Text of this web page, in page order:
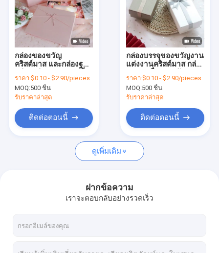
วิดีโอ
เกี่ยวกับเรา
ทัวร์โรงงาน
การควบคุมคุณภาพ
ติดต่อเรา
ข่าว
บรรจุภัณฑ์กล่องของขวัญ
กล่องของขวัญแม่เหล็ก
กล่องของขวัญ
คริสต์มาส และกล่องฐาน
ที่สามารถนําไปใช้ใหม่
กล่องกล่องกล่องกล่อง
กล่องกล่อง
ราคา:$0.10 - $2.90/pieces
MOQ:500 ชิ้น
รับราคาล่าสุด
ติดต่อตอนนี้
กล่องบรรจุของขวัญงาน
แต่งงานคริสต์มาส กล่อง
ราคา:$0.10 - $2.90/pieces
MOQ:500 ชิ้น
รับราคาล่าสุด
ติดต่อตอนนี้
ดูเพิ่มเติม
ฝากข้อความ
เราจะตอบกลับอย่างรวดเร็ว